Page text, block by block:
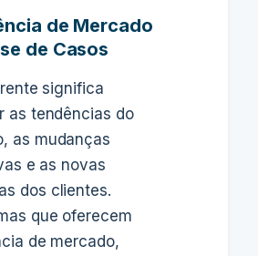
de Mercado
de Casos
significa
as tendências do
as mudanças
e as novas
dos clientes.
que oferecem
de mercado,